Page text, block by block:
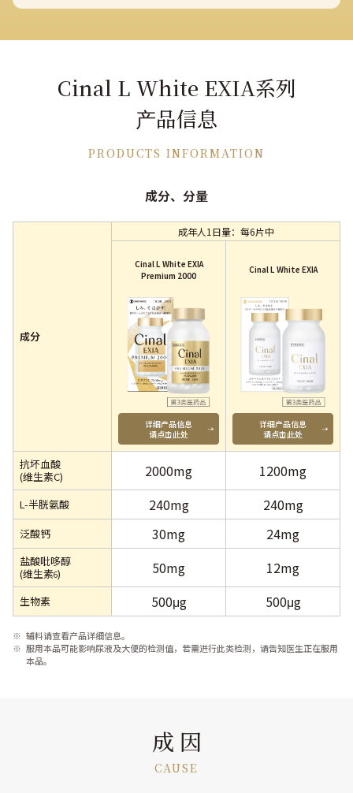
Cinal L White EXIA系列
产品信息​​​
PRODUCTS INFORMATION
成分、分量
成分
成年人1日量：每6片中
Cinal L White EXIA
Premium 2000​
详细产品信息
请点击此处
Cinal L White EXIA​
详细产品信息
请点击此处
抗坏血酸
(维生素C)​
2000mg 1200mg
L-半胱氨酸​ 240mg 240mg
泛酸钙 30mg 24mg
盐酸吡哆醇
(维生素6)​ 50mg 12mg
生物素 500μg 500μg
辅料请查看产品详细信息。
服用本品可能影响尿液及大便的检测值，若需进行此类检测，请告知医生正在服用
本品。
成 因
CAUSE